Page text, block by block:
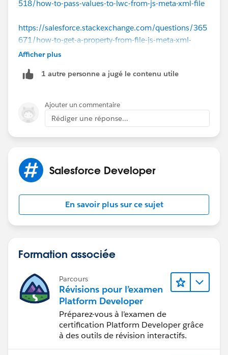
<targetConfigs>
<targetConfig targets="lightning__RecordPage">
<property name="strTitle" type="String"
label="Title" description="Enter the title"/>
type="String" label="Object Name" description="Enter
the object name"
datasource="apex://MyDynamicPickListExtension" />
label="Related Objects" description="Enter the parent
field API Name"
<property name="fieldName" type="String"
label="Field Name" description="Enter the field name"
</targetConfigs>
</LightningComponentBundle>
I need to access the value of property name
'relatedobjects' and then need to pass it to the next
518/how-to-pass-values-to-lwc-from-js-meta-xml-file
https://salesforce.stackexchange.com/questions/365
671/how-to-get-a-property-from-file-js-meta-xml-
which-is-in-lwc-in-the-apex-using
Afficher plus
1 autre personne a jugé le contenu utile
Ajouter un commentaire
Rédiger une réponse...
Salesforce Developer
En savoir plus sur ce sujet
Formation associée
Parcours
Révisions pour l’examen
Platform Developer
Préparez-vous à l’examen de
certification Platform Developer grâce
à des outils de révision interactifs.